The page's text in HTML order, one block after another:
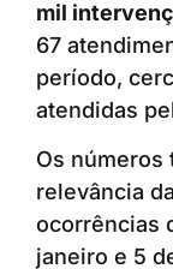
mil
67
período,
atendidas
Os números
relevância
ocorrências
janeiro e 5